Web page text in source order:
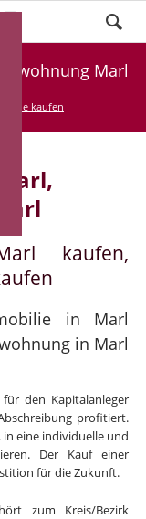
Marl
kaufen
kaufen,
in Marl
in Marl
den Kapitalanleger
profitiert.
eine individuelle und
Der Kauf einer
für die Zukunft.
zum Kreis/Bezirk